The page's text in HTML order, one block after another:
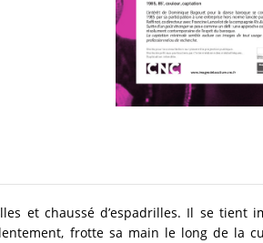
et chaussé d’espadrilles. Il se tient
frotte sa main le long de la